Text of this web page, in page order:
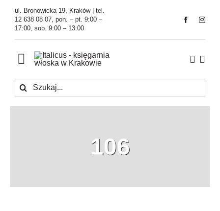
Przejdź
zawartości
ul. Bronowicka 19, Kraków | tel.
12 638 08 07, pon. – pt. 9:00 –
17:00, sob. 9:00 – 13:00
Toggle
Navigation
Księgarnia
Szukaj
106